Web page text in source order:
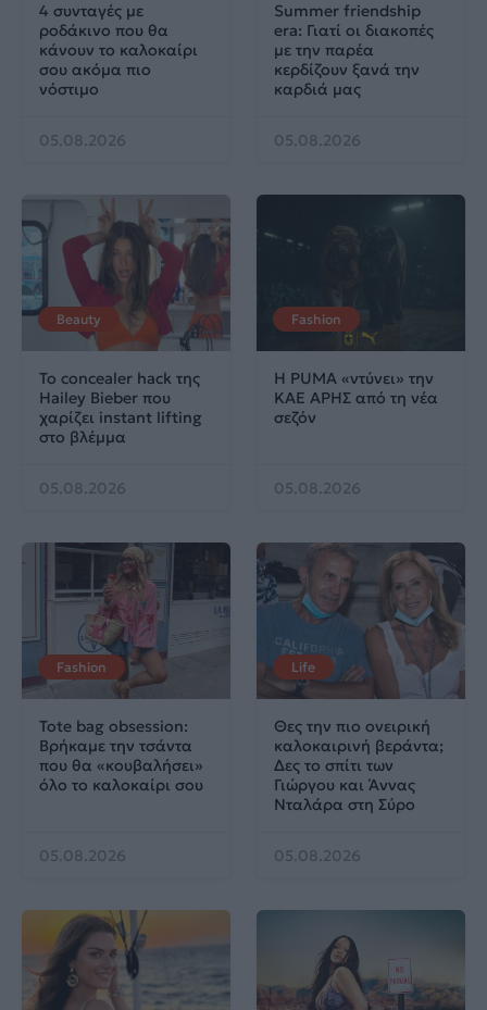
4 συνταγές με
ροδάκινο που θα
κάνουν το καλοκαίρι
σου ακόμα πιο
νόστιμο
05.08.2026
Summer friendship
era: Γιατί οι διακοπές
με την παρέα
κερδίζουν ξανά την
καρδιά μας
05.08.2026
Beauty
Το concealer hack της
Hailey Bieber που
χαρίζει instant lifting
στο βλέμμα
05.08.2026
Fashion
Η PUMA «ντύνει» την
ΚΑΕ ΑΡΗΣ από τη νέα
σεζόν
05.08.2026
Fashion
Tote bag obsession:
Βρήκαμε την τσάντα
που θα «κουβαλήσει»
όλο το καλοκαίρι σου
05.08.2026
Life
Θες την πιο ονειρική
καλοκαιρινή βεράντα;
Δες το σπίτι των
Γιώργου και Άννας
Νταλάρα στη Σύρο
05.08.2026